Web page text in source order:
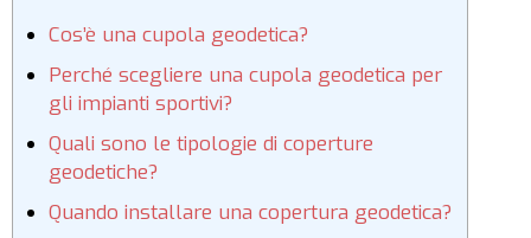
Cos’è una cupola geodetica?
Perché scegliere una cupola geodetica per
gli impianti sportivi?
Quali sono le tipologie di coperture
geodetiche?
Quando installare una copertura geodetica?